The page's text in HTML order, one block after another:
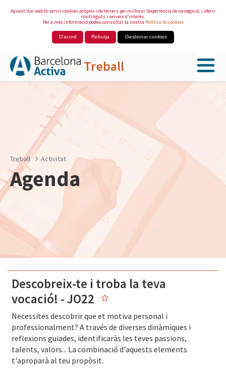
Aquest lloc web fa servir cookies pròpies i de tercers per millorar l’experiència de navegació, i oferir
continguts i serveis d’interès.
Per a més informació podeu consultar la nostra Política de cookies
D'acord Rebutja Gestionar cookies
Treball
Salta al contingut principal
Treball Activitat
Agenda
Descobreix-te i troba la teva
vocació! - JO22
Necessites descobrir que et motiva personal i
professionalment? A través de diverses dinàmiques i
reflexions guiades, identificaràs les teves passions,
talents, valors... La combinació d'aquests elements
t'aproparà al teu propòsit.